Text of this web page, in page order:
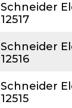
Schneider
12517
Schneider
12516
Schneider
12515